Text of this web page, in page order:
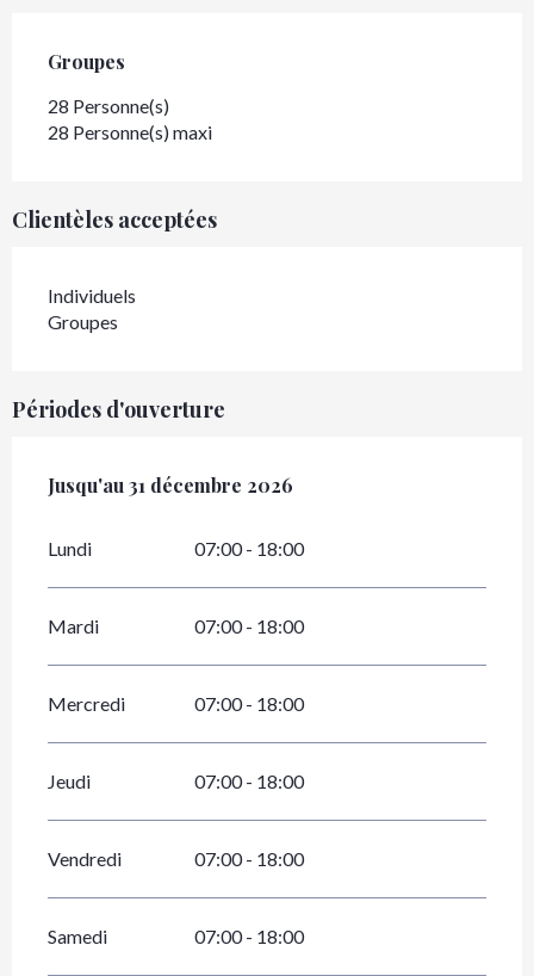
Groupes
Groupes
28 Personne(s)
28 Personne(s) maxi
Clientèles acceptées
Individuels
Groupes
Périodes d'ouverture
Du26 janvier 2026au 31 décembre 2026
Jusqu'au 31 décembre 2026
Lundi 07:00 - 18:00
Mardi 07:00 - 18:00
Mercredi 07:00 - 18:00
Jeudi 07:00 - 18:00
Vendredi 07:00 - 18:00
Samedi 07:00 - 18:00